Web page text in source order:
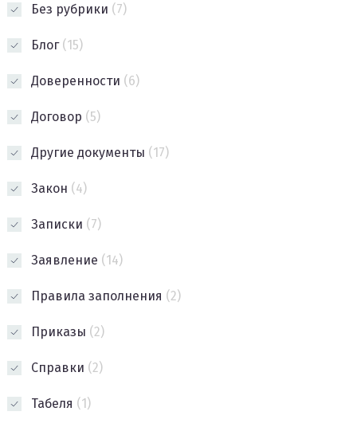
Без рубрики (7)
Блог(15)
Доверенности (6)
Договор (5)
Другие документы (17)
Закон (4)
Записки (7)
Заявление (14)
Правила заполнения (2)
Приказы (2)
Справки (2)
Табеля (1)